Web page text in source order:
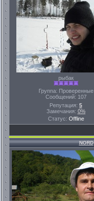
рыбак
Группа: Проверенные
Сообщений: 107
Репутация: 5
Замечания: 0%
Статус: Offline
NORD